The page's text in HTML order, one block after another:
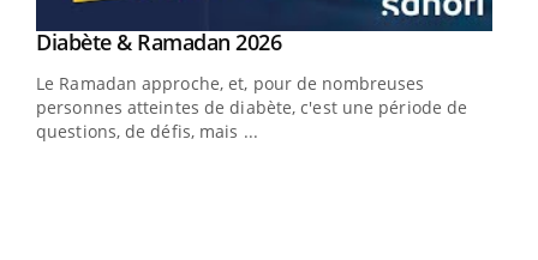
Youtube
Diabète & Ramadan 2026Youtube
Le Ramadan approche, et, pour de nombreuses
personnes atteintes de diabète, c'est une période de
questions, de défis, mais ...